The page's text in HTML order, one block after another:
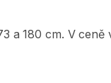
a 180 cm. V ceně